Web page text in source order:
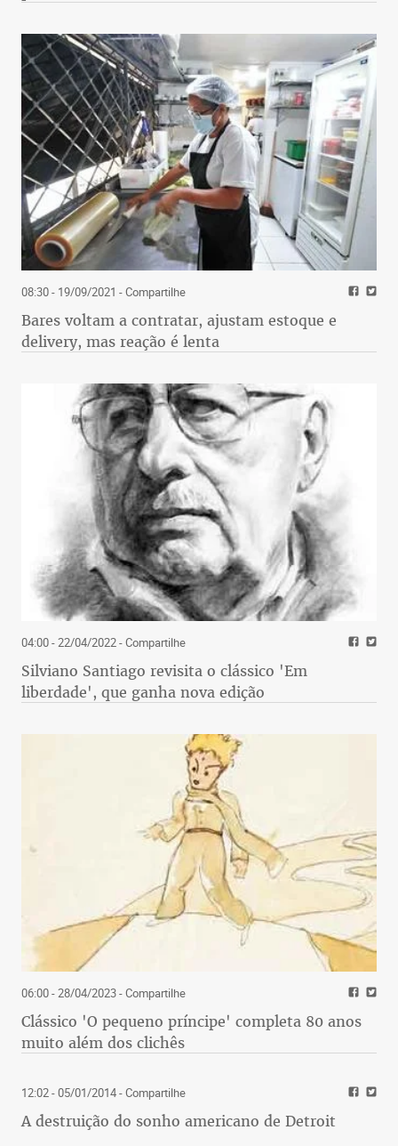
08:30 - 19/09/2021 - Compartilhe
Bares voltam a contratar, ajustam estoque e
delivery, mas reação é lenta
04:00 - 22/04/2022- Compartilhe
Silviano Santiago revisita o clássico 'Em
liberdade', que ganha nova edição
06:00 - 28/04/2023- Compartilhe
Clássico 'O pequeno príncipe' completa 80 anos
muito além dos clichês
12:02 - 05/01/2014- Compartilhe
A destruição do sonho americano de Detroit